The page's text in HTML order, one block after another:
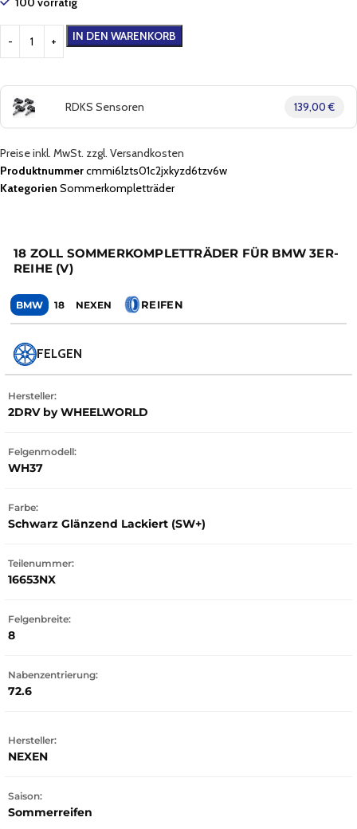
IN DEN WARENKORB
RDKS Sensoren 139,00 €
Preise inkl. MwSt. zzgl. Versandkosten
Produktnummercmmi6lzts01c2jxkyzd6tzv6w
Kategorien Sommerkompletträder
18 ZOLL SOMMERKOMPLETTRÄDER FÜR BMW 3ER-
REIHE (V)
BMW 18 NEXEN REIFEN
FELGEN
Hersteller:
2DRV by WHEELWORLD
Felgenmodell:
WH37
Farbe:
Schwarz Glänzend Lackiert (SW+)
Teilenummer:
16653NX
Felgenbreite:
8
Nabenzentrierung:
72.6
Hersteller:
NEXEN
Saison:
Sommerreifen